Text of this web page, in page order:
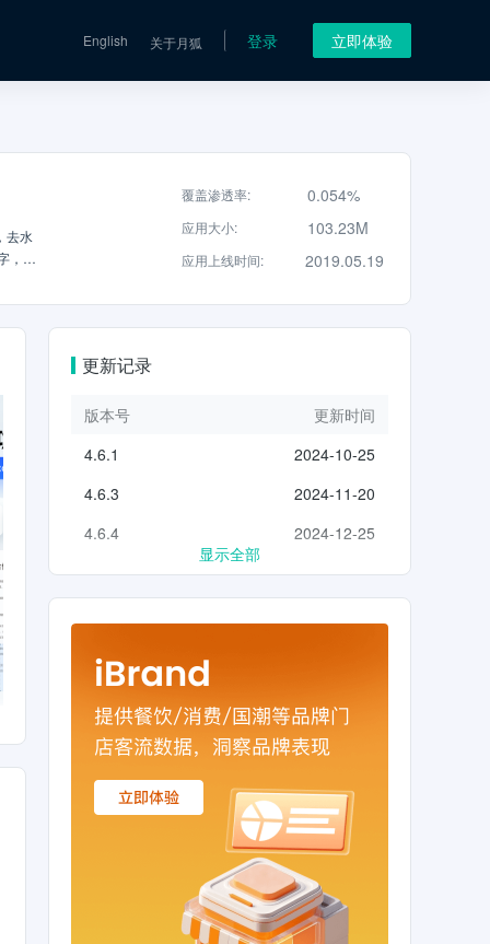
English 关于月狐 登录 立即体验
去水
，导
迹，
一
更
几
，图
手机
！
清
病
给
覆盖渗透率: 0.054%
应用大小: 103.23M
应用上线时间: 2019.05.19
更新记录
版本号
更新时间
4.6.1
2024-10-25
4.6.3
2024-11-20
4.6.4
2024-12-25
显示全部